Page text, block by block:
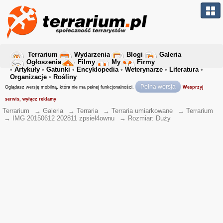
Terrarium Wydarzenia Blogi
Galeria
Ogłoszenia
Filmy My
Firmy
• Artykuły • Gatunki • Encyklopedia• Weterynarze • Literatura•
Organizacje • Rośliny
Oglądasz wersję mobilną, która nie ma pełnej funkcjonalności. Pełna wersja Wesprzyj
serwis, wyłącz reklamy
Terrarium → Galeria → Terraria → Terraria umiarkowane → Terrarium
→
IMG 20150612 202811 zpsiel4ownu → Rozmiar: Duży